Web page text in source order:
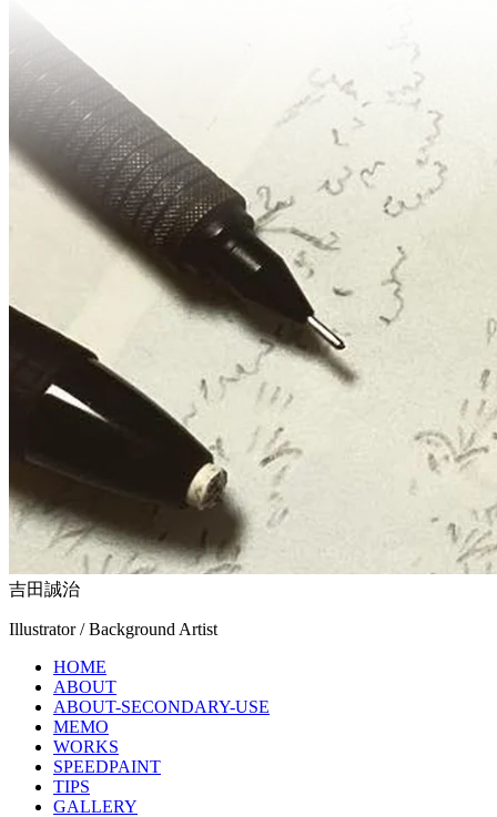
吉田誠治
Illustrator / Background Artist
HOME
ABOUT
ABOUT-SECONDARY-USE
MEMO
WORKS
SPEEDPAINT
TIPS
GALLERY